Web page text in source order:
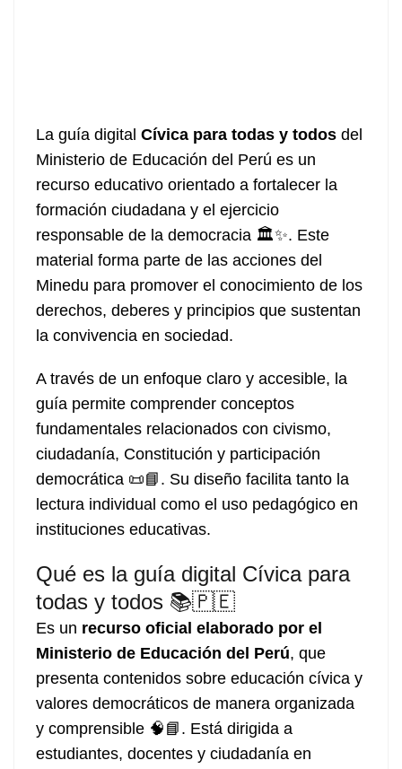
La guía digital Cívica para todas y todos del
Ministerio de Educación del Perú es un
recurso educativo orientado a fortalecer la
formación ciudadana y el ejercicio
responsable de la democracia 🏛️✨. Este
material forma parte de las acciones del
Minedu para promover el conocimiento de los
derechos, deberes y principios que sustentan
la convivencia en sociedad.
A través de un enfoque claro y accesible, la
guía permite comprender conceptos
fundamentales relacionados con civismo,
ciudadanía, Constitución y participación
democrática 📜📘. Su diseño facilita tanto la
lectura individual como el uso pedagógico en
instituciones educativas.
Qué es la guía digital Cívica para
todas y todos 📚🇵🇪
Es un recurso oficial elaborado por el
Ministerio de Educación del Perú, que
presenta contenidos sobre educación cívica y
valores democráticos de manera organizada
y comprensible 🧠📘. Está dirigida a
estudiantes, docentes y ciudadanía en